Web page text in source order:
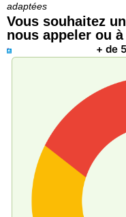
adaptées
Vous souhaitez
nous appeler ou
+ de